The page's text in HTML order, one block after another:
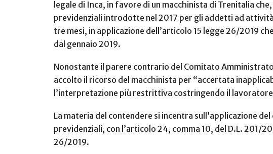
legale di Inca, in favore di un macchinista di Trenitalia
previdenziali introdotte nel 2017 per gli addetti ad
tre mesi, in applicazione dell’articolo 15 legge 26/2019
dal gennaio 2019.
Nonostante il parere contrario del Comitato
accolto il ricorso del macchinista per “accertata
l’interpretazione più restrittiva costringendo il
La materia del contendere si incentra sull’applicazione
previdenziali, con l’articolo 24, comma 10, del D.L. 201/
26/2019.